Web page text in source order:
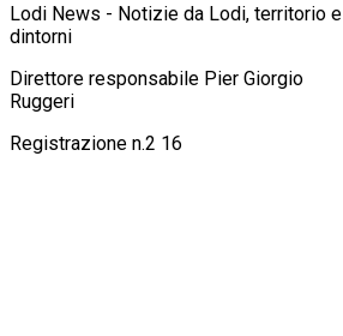
Lodi News - Notizie da Lodi, territorio e
dintorni
Direttore responsabile Pier Giorgio
Ruggeri
Registrazione n.2 16